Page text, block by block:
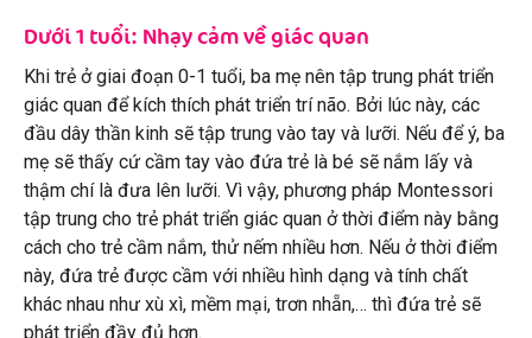
Dưới 1 tuổi: Nhạy cảm về giác quan
Khi trẻ ở giai đoạn 0-1 tuổi, ba mẹ nên tập trung phát triển
giác quan để kích thích phát triển trí não. Bởi lúc này, các
đầu dây thần kinh sẽ tập trung vào tay và lưỡi. Nếu để ý, ba
mẹ sẽ thấy cứ cầm tay vào đứa trẻ là bé sẽ nắm lấy và
thậm chí là đưa lên lưỡi. Vì vậy, phương pháp Montessori
tập trung cho trẻ phát triển giác quan ở thời điểm này bằng
cách cho trẻ cầm nắm, thử nếm nhiều hơn. Nếu ở thời điểm
này, đứa trẻ được cầm với nhiều hình dạng và tính chất
khác nhau như xù xì, mềm mại, trơn nhẵn,… thì đứa trẻ sẽ
phát triển đầy đủ hơn.